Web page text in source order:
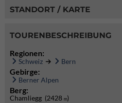
STANDORT / KARTE
TOURENBESCHREIBUNG
Regionen:
Schweiz Bern
Gebirge:
Berner Alpen
Berg:
Chamliegg (2428 m)